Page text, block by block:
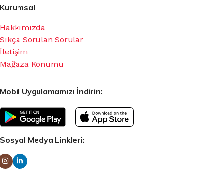
Kurumsal
Hakkımızda
Sıkça Sorulan Sorular
İletişim
Mağaza Konumu
Mobil Uygulamamızı İndirin:
Sosyal Medya Linkleri: